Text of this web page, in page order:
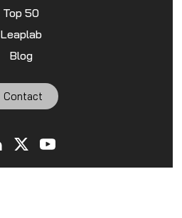
Top 50
Leaplab
Blog
Contact